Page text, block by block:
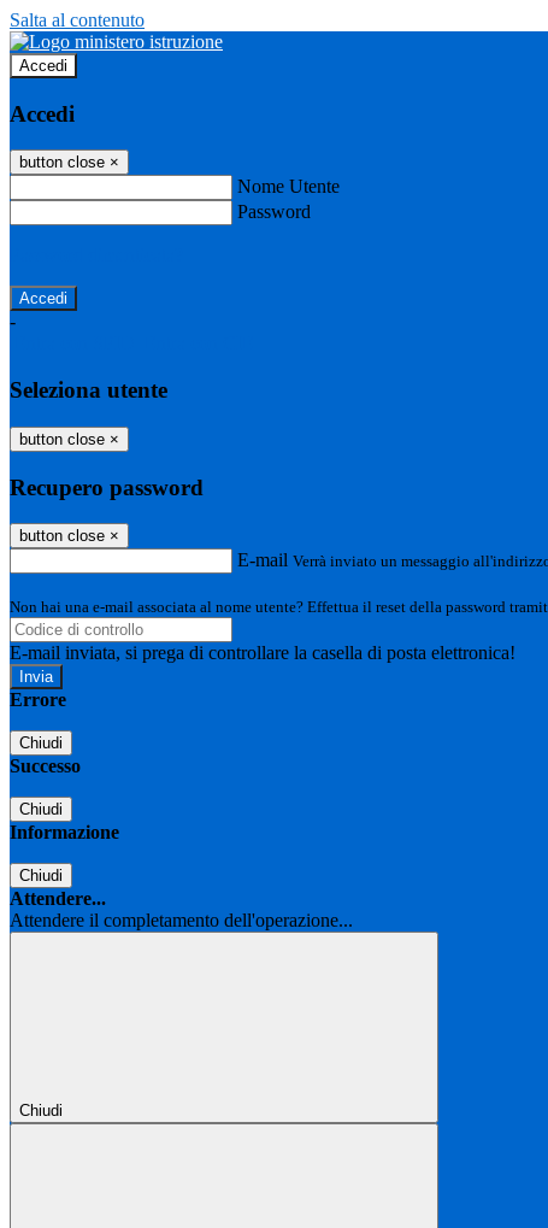
Salta al contenuto
Accedi
Accedi
button close ×
Nome Utente
Password
-
Seleziona utente
button close ×
Recupero password
button close ×
E-mail Verrà inviato un messaggio
Non hai una e-mail associata al nome utente? Effettua il reset della password
E-mail inviata, si prega di controllare la casella di posta elettronica!
Errore
Chiudi
Successo
Chiudi
Informazione
Chiudi
Attendere...
Attendere il completamento dell'operazione...
Chiudi